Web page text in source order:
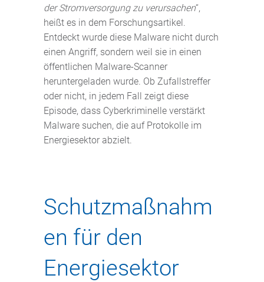
der Stromversorgung zu verursachen“,
heißt es in dem Forschungsartikel.
Entdeckt wurde diese Malware nicht durch
einen Angriff, sondern weil sie in einen
öffentlichen Malware-Scanner
heruntergeladen wurde. Ob Zufallstreffer
oder nicht, in jedem Fall zeigt diese
Episode, dass Cyberkriminelle verstärkt
Malware suchen, die auf Protokolle im
Energiesektor abzielt.
Schutzmaßnahm
en für den
Energiesektor